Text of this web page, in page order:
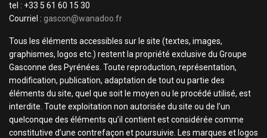
tel : +33 5 61 60 15 30
Courriel : gascon@wanadoo.fr
Tous les éléments accessibles sur le site (textes, images,
graphismes, logos etc.) restent la propriété exclusive du Groupe
Gasconne des Pyrénées. Toute reproduction, représentation,
modification, publication, adaptation de tout ou partie des
éléments du site, quel que soit le moyen ou le procédé utilisé, est
interdite. Toute exploitation non autorisée du site ou de l’un
quelconque des éléments qu’il contient est considérée comme
constitutive d’une contrefaçon et poursuivie. Les marques et logos